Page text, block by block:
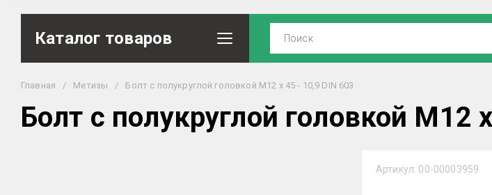
Каталог товаров
Главная / Метизы / Болт с полукруглой головкой М12 х 45 - 10,9 DIN 603
Болт с полукруглой головкой М12
Артикул: 00-00003959